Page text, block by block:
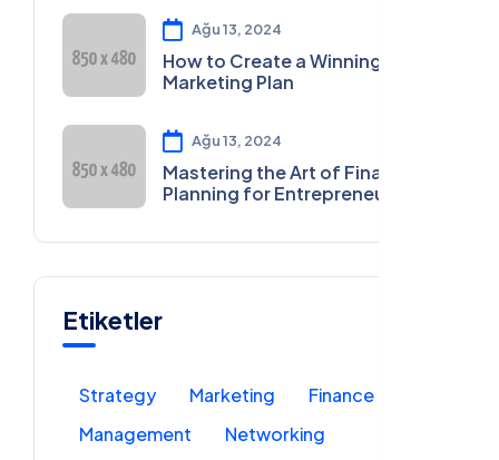
Ağu 13, 2024
How to Create a Winning
Marketing Plan
Ağu 13, 2024
Mastering the Art of Financial
Planning for Entrepreneurs
Etiketler
Strategy Marketing
Finance
Management
Networking